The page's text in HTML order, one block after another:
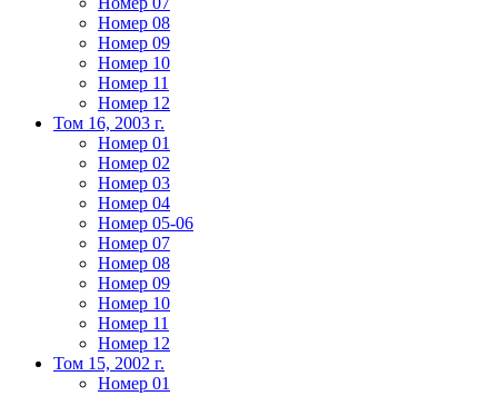
Номер 08
Номер 09
Номер 10
Номер 11
Номер 12
Том 16, 2003 г.
Номер 01
Номер 02
Номер 03
Номер 04
Номер 05-06
Номер 07
Номер 08
Номер 09
Номер 10
Номер 11
Номер 12
Том 15, 2002 г.
Номер 01